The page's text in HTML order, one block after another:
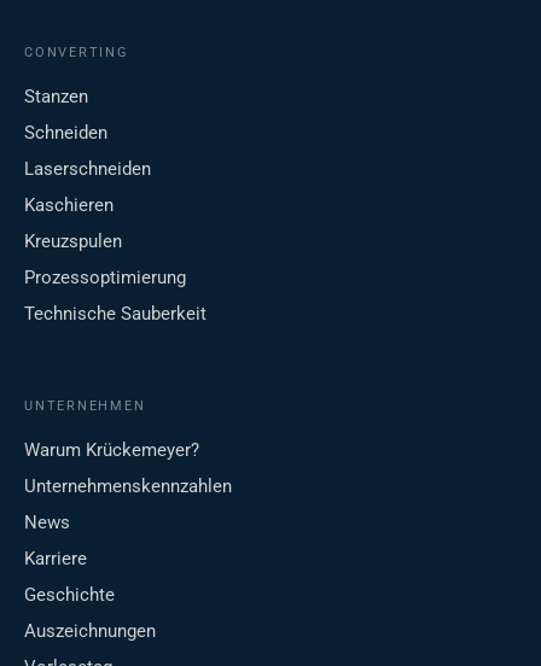
CONVERTING
Stanzen
Schneiden
Laserschneiden
Kaschieren
Kreuzspulen
Prozessoptimierung
Technische Sauberkeit
UNTERNEHMEN
Warum Krückemeyer?
Unternehmenskennzahlen
News
Karriere
Geschichte
Auszeichnungen